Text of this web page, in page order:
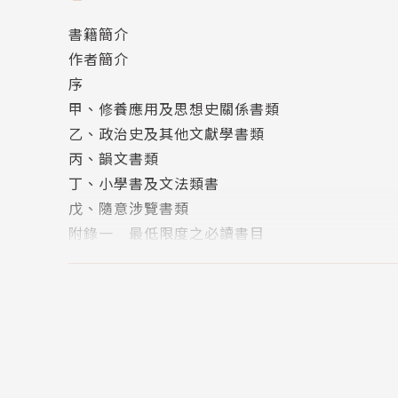
其一生勤奮，著述宏富，著有《飲冰室合集》
目錄
序
甲、修養應用及思想史關係書類
乙、政治史及其他文獻學書類
丙、韻文書類
丁、小學書及文法類書
戊、隨意涉覽書類
書籍簡介
作者簡介
序
甲、修養應用及思想史關係書類
乙、政治史及其他文獻學書類
丙、韻文書類
丁、小學書及文法類書
戊、隨意涉覽書類
附錄一 最低限度之必讀書目